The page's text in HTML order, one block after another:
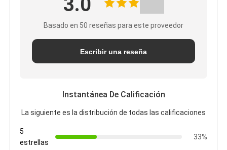
3.0
Basado en 50 reseñas para este proveedor
Escribir una reseña
Instantánea De Calificación
La siguiente es la distribución de todas las calificaciones
5
estrellas
33%